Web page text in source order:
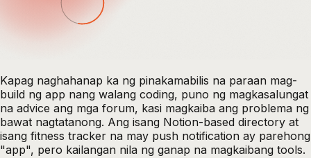
Kapag naghahanap ka ng pinakamabilis na paraan mag-
build ng app nang walang coding, puno ng magkasalungat
na advice ang mga forum, kasi magkaiba ang problema ng
bawat nagtatanong. Ang isang Notion-based directory at
isang fitness tracker na may push notification ay parehong
"app", pero kailangan nila ng ganap na magkaibang tools.